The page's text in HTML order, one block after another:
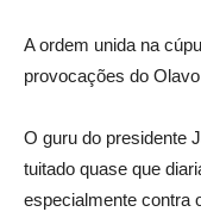
A ordem unida na
provocações do
O guru do presidente
tuitado quase que
especialmente contra